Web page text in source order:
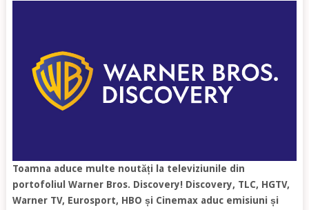
Toamna aduce multe noutăți la televiziunile din
portofoliul Warner Bros. Discovery! Discovery, TLC, HGTV,
Warner TV, Eurosport, HBO și Cinemax aduc emisiuni și